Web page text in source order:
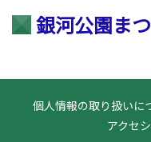
銀河公園ま
個人情報の取り扱いに
アクセ